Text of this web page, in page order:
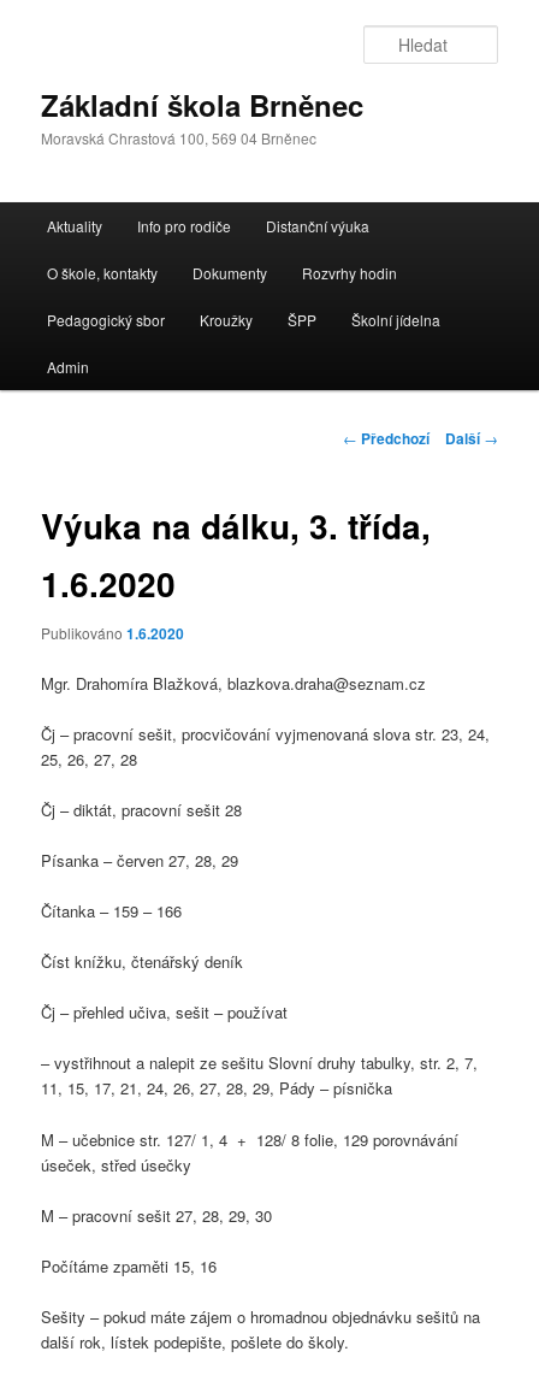
Základní škola Brněnec
Moravská Chrastová 100, 569 04 Brněnec
navigační
Aktuality Info pro rodiče Distanční výuka
O škole, kontakty Dokumenty Rozvrhy hodin
Pedagogický sbor Kroužky ŠPP Školní jídelna
Admin
Navigace
← Předchozí Další→
Výuka na dálku, 3. třída,
1.6.2020
Publikováno1.6.2020
Mgr. Drahomíra Blažková, blazkova.draha@seznam.cz
Čj – pracovní sešit, procvičování vyjmenovaná slova str. 23, 24,
25, 26, 27, 28
Čj – diktát, pracovní sešit 28
Písanka – červen 27, 28, 29
Čítanka – 159 – 166
Číst knížku, čtenářský deník
Čj – přehled učiva, sešit – používat
– vystřihnout a nalepit ze sešitu Slovní druhy tabulky, str. 2, 7,
11, 15, 17, 21, 24, 26, 27, 28, 29, Pády – písnička
M – učebnice str. 127/ 1, 4 + 128/ 8 folie, 129 porovnávání
úseček, střed úsečky
M – pracovní sešit 27, 28, 29, 30
Počítáme zpaměti 15, 16
Sešity – pokud máte zájem o hromadnou objednávku sešitů na
další rok, lístek podepište, pošlete do školy.